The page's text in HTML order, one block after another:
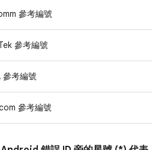
參考編號
參考編號
參考編號
參考編號